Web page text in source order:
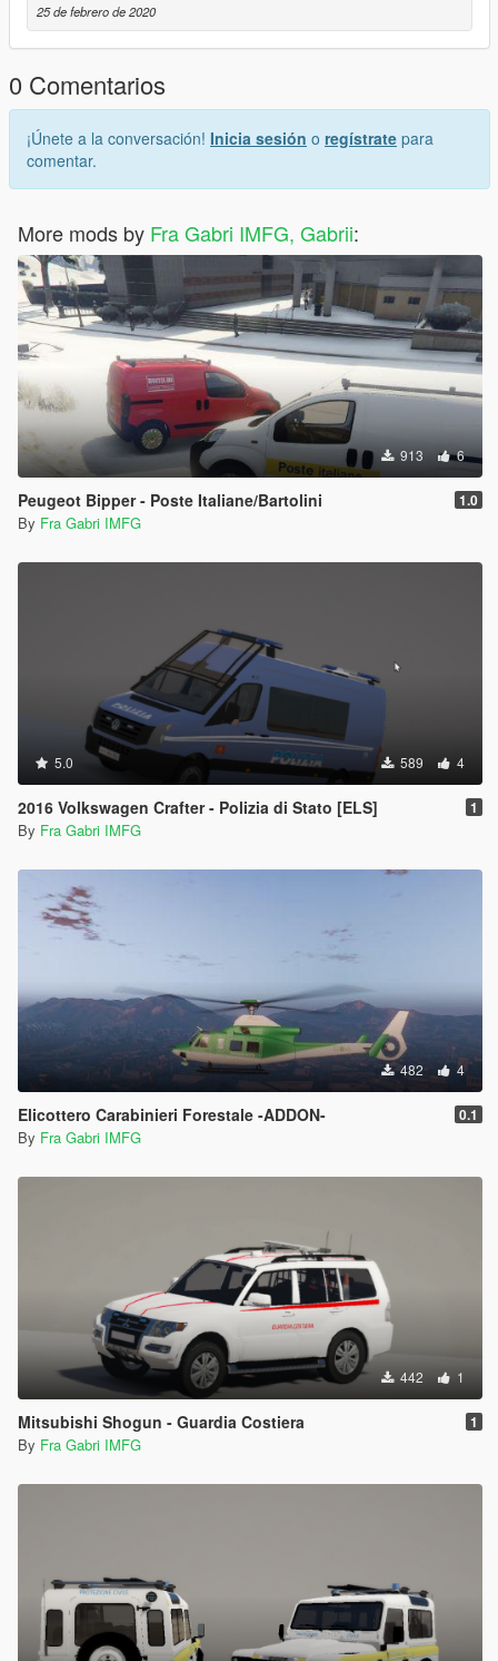
25 de febrero de 2020
0 Comentarios
¡Únete a la conversación! Inicia sesión o regístrate para
comentar.
More mods by Fra Gabri IMFG, Gabrii:
913 6
Peugeot Bipper - Poste Italiane/Bartolini 1.0
By Fra Gabri IMFG
5.0 589 4
2016 Volkswagen Crafter - Polizia di Stato [ELS] 1
By Fra Gabri IMFG
482 4
Elicottero Carabinieri Forestale -ADDON- 0.1
By Fra Gabri IMFG
442 1
Mitsubishi Shogun - Guardia Costiera 1
By Fra Gabri IMFG